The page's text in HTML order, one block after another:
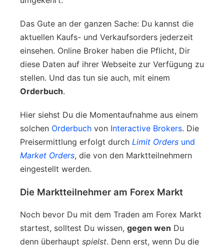
Das Gute an der ganzen Sache: Du kannst die
aktuellen Kaufs- und Verkaufsorders jederzeit
einsehen. Online Broker haben die Pflicht, Dir
diese Daten auf ihrer Webseite zur Verfügung zu
stellen. Und das tun sie auch, mit einem
Orderbuch.
Hier siehst Du die Momentaufnahme aus einem
solchen Orderbuch von Interactive Brokers. Die
Preisermittlung erfolgt durch Limit Orders und
Market Orders, die von den Marktteilnehmern
eingestellt werden.
Die Marktteilnehmer am Forex Markt
Noch bevor Du mit dem Traden am Forex Markt
startest, solltest Du wissen, gegen wen Du
denn überhaupt spielst. Denn erst, wenn Du die